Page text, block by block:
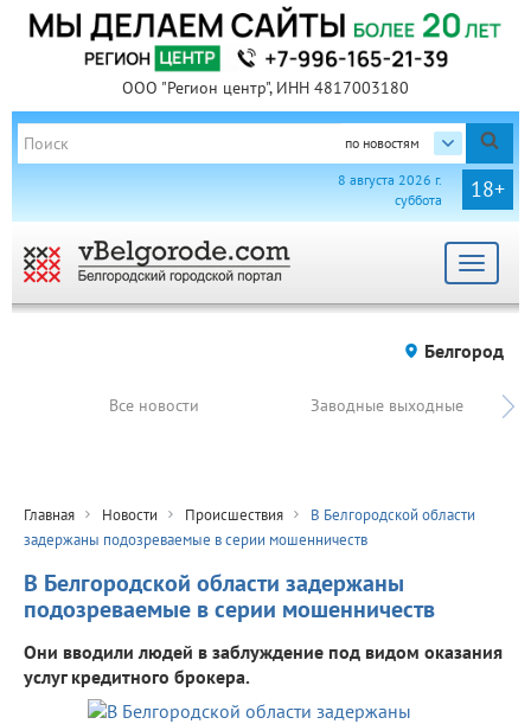
ООО "Регион центр", ИНН 4817003180
по новостям
18+
8 августа 2026 г.
суббота
Toggle
Белгород
Все новости Заводные выходные
Главная Новости Происшествия
В Белгородской области
задержаны подозреваемые в серии мошенничеств
В Белгородской области задержаны
подозреваемые в серии мошенничеств
Они вводили людей в заблуждение под видом оказания
услуг кредитного брокера.